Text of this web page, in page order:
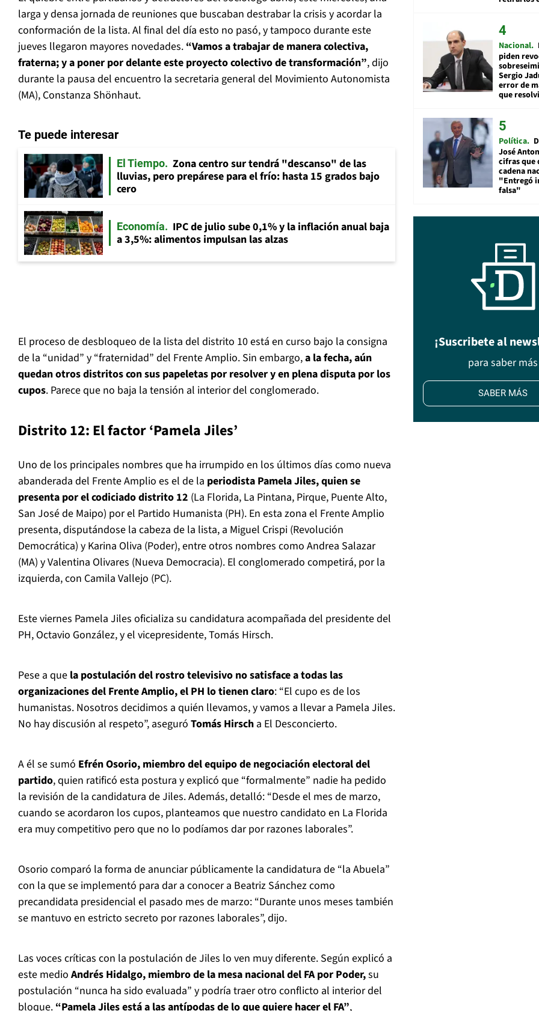
larga y densa jornada de reuniones que buscaban destrabar la crisis y acordar la
conformación de la lista. Al final del día esto no pasó, y tampoco durante este
jueves llegaron mayores novedades. “Vamos a trabajar de manera colectiva,
fraterna; y a poner por delante este proyecto colectivo de transformación”, dijo
durante la pausa del encuentro la secretaria general del Movimiento Autonomista
(MA), Constanza Shönhaut.
Te puede interesar
El Tiempo
Zona centro sur tendrá "descanso" de las
lluvias, pero prepárese para el frío: hasta 15 grados bajo
cero
Economía
IPC de julio sube 0,1% y la inflación anual baja
a 3,5%: alimentos impulsan las alzas
El proceso de desbloqueo de la lista del distrito 10 está en curso bajo la consigna
de la “unidad” y “fraternidad” del Frente Amplio. Sin embargo,a la fecha, aún
quedan otros distritos con sus papeletas por resolver y en plena disputa por los
cupos. Parece que no baja la tensión al interior del conglomerado.
Distrito 12: El factor ‘Pamela Jiles’
Uno de los principales nombres que ha irrumpido en los últimos días como nueva
abanderada del Frente Amplio es el de la periodista Pamela Jiles, quien se
presenta por el codiciado distrito 12 (La Florida, La Pintana, Pirque, Puente Alto,
San José de Maipo) por el Partido Humanista (PH). En esta zona el Frente Amplio
presenta, disputándose la cabeza de la lista, a Miguel Crispi (Revolución
Democrática) y Karina Oliva (Poder), entre otros nombres como Andrea Salazar
(MA) y Valentina Olivares (Nueva Democracia). El conglomerado competirá, por la
izquierda, con Camila Vallejo (PC).
Este viernes Pamela Jiles oficializa su candidatura acompañada del presidente del
PH, Octavio González, y el vicepresidente, Tomás Hirsch.
Pese a que la postulación del rostro televisivo no satisface a todas las
organizaciones del Frente Amplio, el PH lo tienen claro: “El cupo es de los
humanistas. Nosotros decidimos a quién llevamos, y vamos a llevar a Pamela Jiles.
No hay discusión al respeto”, aseguró Tomás Hirsch a El Desconcierto.
A él se sumó Efrén Osorio, miembro del equipo de negociación electoral del
partido, quien ratificó esta postura y explicó que “formalmente” nadie ha pedido
la revisión de la candidatura de Jiles. Además, detalló: “Desde el mes de marzo,
cuando se acordaron los cupos, planteamos que nuestro candidato en La Florida
era muy competitivo pero que no lo podíamos dar por razones laborales”.
Osorio comparó la forma de anunciar públicamente la candidatura de “la Abuela”
con la que se implementó para dar a conocer a Beatriz Sánchez como
precandidata presidencial el pasado mes de marzo: “Durante unos meses también
se mantuvo en estricto secreto por razones laborales”, dijo.
Las voces críticas con la postulación de Jiles lo ven muy diferente. Según explicó a
este medio Andrés Hidalgo, miembro de la mesa nacional del FA por Poder,su
postulación “nunca ha sido evaluada” y podría traer otro conflicto al interior del
bloque. “Pamela Jiles está a las antípodas de lo que quiere hacer el FA”,
Nacional
piden
Sergio
error de
que
Política
José
cifras que
cadena
"Entregó
falsa"
¡Suscribete al
para saber más
SABER MÁS